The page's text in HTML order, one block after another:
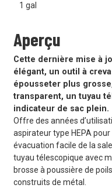
1 gal
Aperçu
Cette dernière mise à
élégant, un outil à
épousseter plus
transparent, un tuyau
indicateur de sac plein.
Offre des années
aspirateur type HEPA
évacuation facile de la
tuyau télescopique avec
brosse à poussière de
construits de métal.